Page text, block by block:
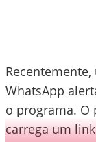
WhatsApp
o programa. O
carrega um